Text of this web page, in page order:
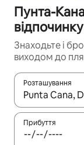
Пунта-
Знаходьте і
виходом до
Розташування
Отримавши
Прибуття